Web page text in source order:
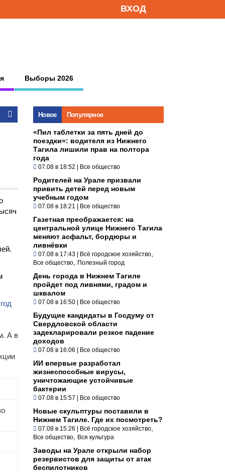
ВХОД
Выборы 2026
А в
Новое Популярное
«Пил таблетки за пять дней до
поездки»: водителя из Нижнего
Тагила лишили прав на полтора
года
07.08 в 18:52 | Все общество
Родителей на Урале призвали
привить детей перед новым
учебным годом
07.08 в 18:21 | Все общество
Газетная преображается: на
центральной улице Нижнего Тагила
меняют асфальт, бордюры и
ливнёвки
07.08 в 17:43 | Всё городское хозяйство
Все общество Полезный город
День города в Нижнем Тагиле
пройдет под ливнями, градом и
шквалом
07.08 в 16:50 | Все общество
Будущие кандидаты в Госдуму от
Свердловской области
задекларировали резкое падение
доходов
07.08 в 16:06 | Все общество
ИИ впервые разработал
жизнеспособные вирусы,
уничтожающие устойчивые
бактерии
07.08 в 15:57 | Все общество
Новые скульптуры поставили в
Нижнем Тагиле. Где их посмотреть?
07.08 в 15:26 | Всё городское хозяйство
Все общество Вся культура
Заводы на Урале открыли набор
резервистов для защиты от атак
беспилотников